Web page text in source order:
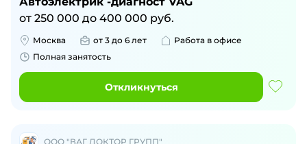
от 250 000 до 400 000 руб.
Москва от 3 до 6 лет
Работа в офисе
Полная занятость
Откликнуться
ООО "ВАГ ДОКТОР ГРУПП"